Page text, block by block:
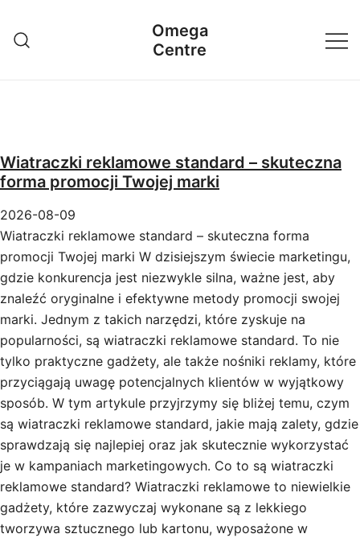
treści
Omega
Centre
Wiatraczki reklamowe standard – skuteczna
forma promocji Twojej marki
2026-08-09
Wiatraczki reklamowe standard – skuteczna forma
promocji Twojej marki W dzisiejszym świecie marketingu,
gdzie konkurencja jest niezwykle silna, ważne jest, aby
znaleźć oryginalne i efektywne metody promocji swojej
marki. Jednym z takich narzędzi, które zyskuje na
popularności, są wiatraczki reklamowe standard. To nie
tylko praktyczne gadżety, ale także nośniki reklamy, które
przyciągają uwagę potencjalnych klientów w wyjątkowy
sposób. W tym artykule przyjrzymy się bliżej temu, czym
są wiatraczki reklamowe standard, jakie mają zalety, gdzie
sprawdzają się najlepiej oraz jak skutecznie wykorzystać
je w kampaniach marketingowych. Co to są wiatraczki
reklamowe standard? Wiatraczki reklamowe to niewielkie
gadżety, które zazwyczaj wykonane są z lekkiego
tworzywa sztucznego lub kartonu, wyposażone w